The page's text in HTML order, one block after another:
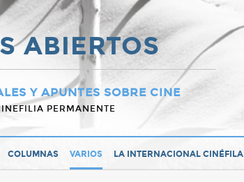
ABIERTOS
Y APUNTES SOBRE CINE
PERMANENTE
COLUMNAS VARIOS LA INTERNACIONAL CINÉFILA